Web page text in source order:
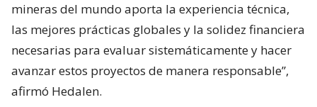
mineras del mundo aporta la experiencia técnica,
las mejores prácticas globales y la solidez financiera
necesarias para evaluar sistemáticamente y hacer
avanzar estos proyectos de manera responsable”,
afirmó Hedalen.